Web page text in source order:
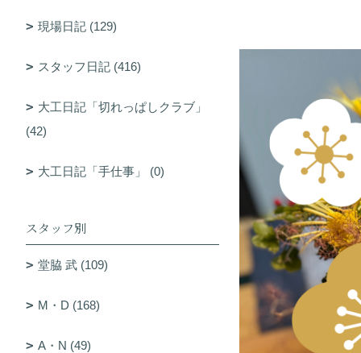
現場日記 (129)
スタッフ日記 (416)
大工日記「切れっぱしクラブ」
(42)
大工日記「手仕事」 (0)
スタッフ別
堂脇 武 (109)
M・D (168)
A・N (49)